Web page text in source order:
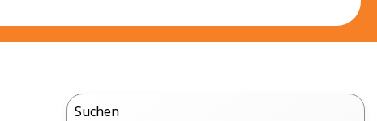
Suchen